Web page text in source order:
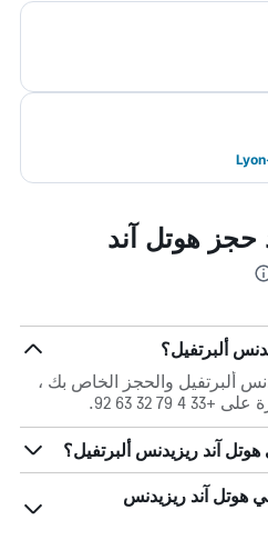
حجز هوتل آند
ألبرتفيل؟
ألبرتفيل والحجز الخاص بك ،
32 63 92.
آند ريزيدنس ألبرتفيل؟
هوتل آند ريزيدنس